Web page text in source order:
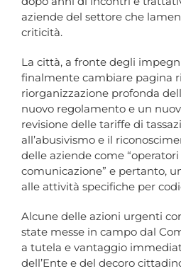
aziende del settore che
criticità.
La città, a fronte degli
finalmente cambiare pagina
riorganizzazione profonda
nuovo regolamento e un
revisione delle tariffe di
all’abusivismo e il
delle aziende come
comunicazione” e pertanto,
alle attività specifiche per
Alcune delle azioni urgenti
state messe in campo dal
a tutela e vantaggio
dell’Ente e del decoro